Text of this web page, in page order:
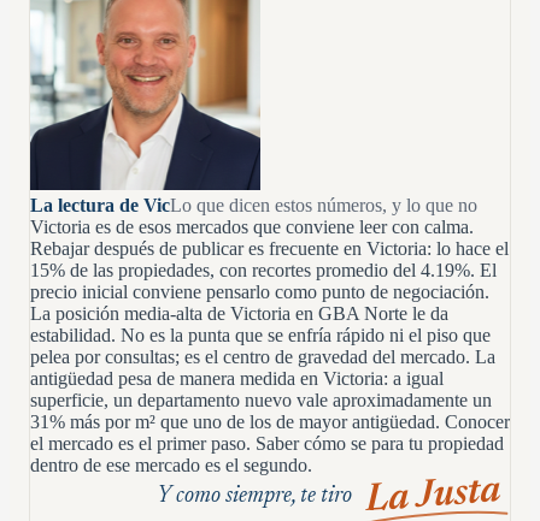
La lectura de VicLo que dicen estos números, y lo que no
Victoria es de esos mercados que conviene leer con calma.
Rebajar después de publicar es frecuente en Victoria: lo hace el
15% de las propiedades, con recortes promedio del 4.19%. El
precio inicial conviene pensarlo como punto de negociación.
La posición media-alta de Victoria en GBA Norte le da
estabilidad. No es la punta que se enfría rápido ni el piso que
pelea por consultas; es el centro de gravedad del mercado. La
antigüedad pesa de manera medida en Victoria: a igual
superficie, un departamento nuevo vale aproximadamente un
31% más por m² que uno de los de mayor antigüedad. Conocer
el mercado es el primer paso. Saber cómo se para tu propiedad
dentro de ese mercado es el segundo.
Y como siempre, te tiro La Justa